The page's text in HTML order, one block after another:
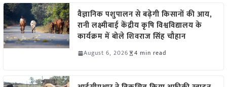
वैज्ञानिक पशुपालन से बढ़ेगी किसानों की आय,
रानी लक्ष्मीबाई केंद्रीय कृषि विश्वविद्यालय के
कार्यक्रम में बोले शिवराज सिंह चौहान
August 6, 2026 4 min read